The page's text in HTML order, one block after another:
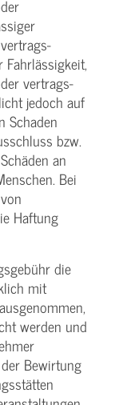
vertrags­
jedoch auf
Schaden
bzw.
an
Bei
Haftung
die
mit
werden und
Bewirtung